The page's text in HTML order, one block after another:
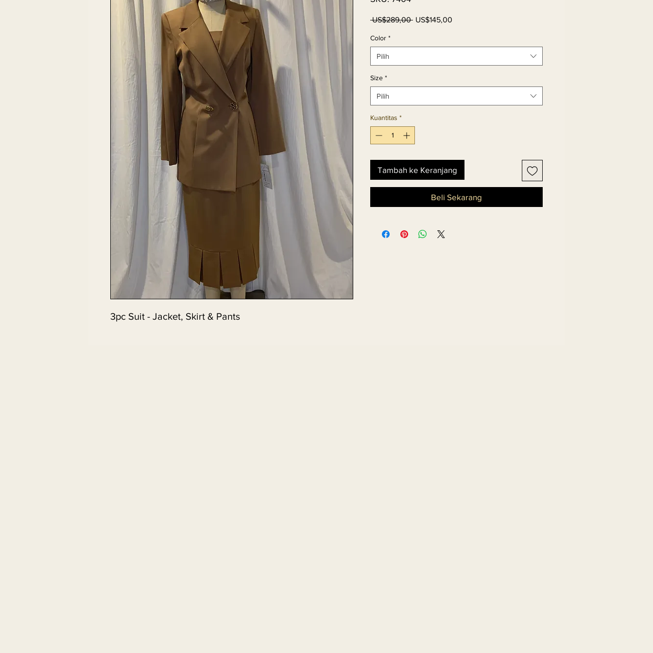
3pc Suit - Jacket, Skirt & Pants
US$289,00 Harga
US$145,00
Color *
Pilih
Size *
Pilih
Kuantitas *
Tambah ke Keranjang
Beli Sekarang